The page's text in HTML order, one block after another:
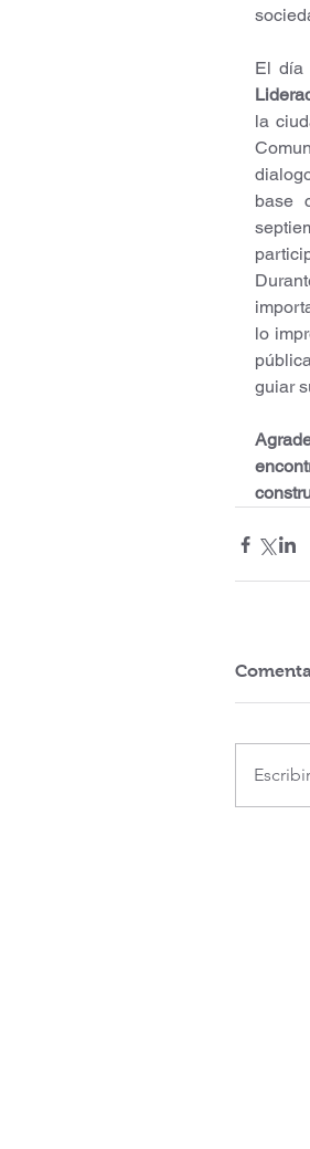
El día
la
base
lo
guiar